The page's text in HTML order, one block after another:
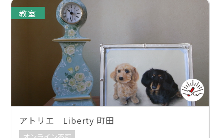
教室
アトリエ Liberty 町田